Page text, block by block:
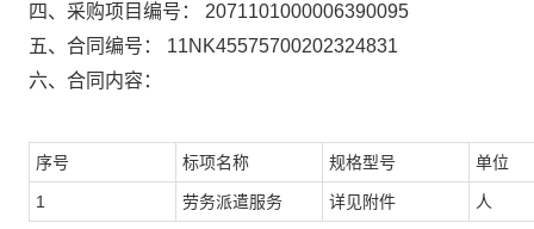
四、采购项目编号：
2071101000006390095
五、合同编号：
11NK45575700202324831
六、合同内容：
序号 标项名称 规格型号 单位
1 劳务派遣服务 详见附件 人